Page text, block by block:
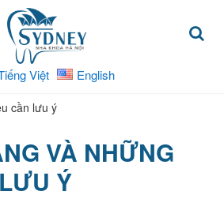
Việt English
cần lưu ý
VÀ NHỮNG
Ý